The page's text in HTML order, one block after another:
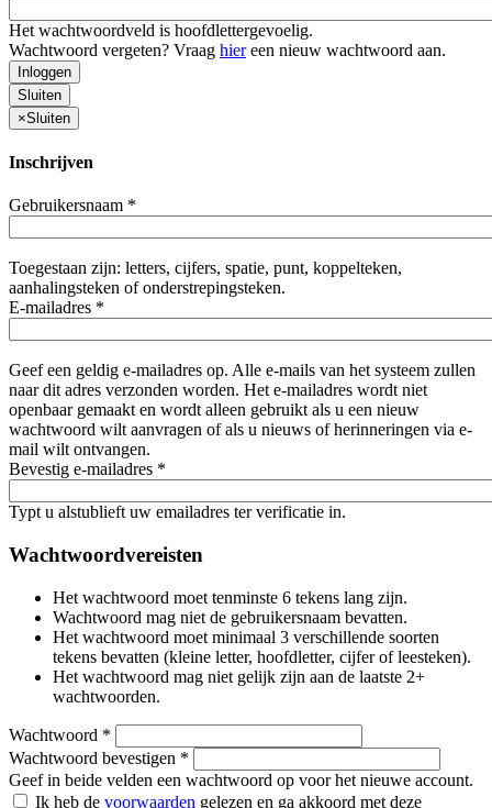
Het wachtwoordveld is hoofdlettergevoelig.
Wachtwoord vergeten? Vraag hiereen nieuw wachtwoord aan.
Inloggen
Sluiten
×Sluiten
Inschrijven
Gebruikersnaam *
Toegestaan zijn: letters, cijfers, spatie, punt, koppelteken,
aanhalingsteken of onderstrepingsteken.
E-mailadres *
Geef een geldig e-mailadres op. Alle e-mails van het systeem zullen
naar dit adres verzonden worden. Het e-mailadres wordt niet
openbaar gemaakt en wordt alleen gebruikt als u een nieuw
wachtwoord wilt aanvragen of als u nieuws of herinneringen via e-
mail wilt ontvangen.
Bevestig e-mailadres *
Typt u alstublieft uw emailadres ter verificatie in.
Wachtwoordvereisten
Het wachtwoord moet tenminste 6 tekens lang zijn.
Wachtwoord mag niet de gebruikersnaam bevatten.
Het wachtwoord moet minimaal 3 verschillende soorten
tekens bevatten (kleine letter, hoofdletter, cijfer of leesteken).
Het wachtwoord mag niet gelijk zijn aan de laatste 2+
wachtwoorden.
Wachtwoord *
Wachtwoord bevestigen *
Geef in beide velden een wachtwoord op voor het nieuwe account.
Ik heb de voorwaarden gelezen en ga akkoord met deze